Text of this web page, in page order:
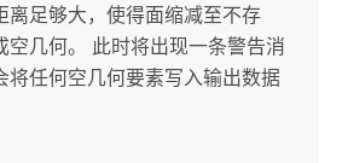
离足够大，使得面缩减至不存
空几何。 此时将出现一条警告消
将任何空几何要素写入输出数据